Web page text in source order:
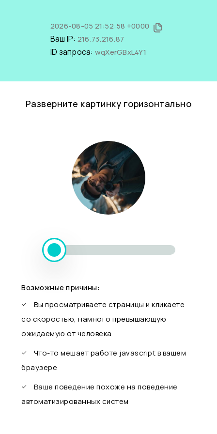
2026-08-05 21:52:58 +0000
Ваш IP: 216.73.216.87
ID запроса: wqXerGBxL4Y1
Разверните картинку горизонтально
Возможные причины:
Вы просматриваете страницы и кликаете
со скоростью, намного превышающую
ожидаемую от человека
Что-то мешает работе javascript в вашем
браузере
Ваше поведение похоже на поведение
автоматизированных систем